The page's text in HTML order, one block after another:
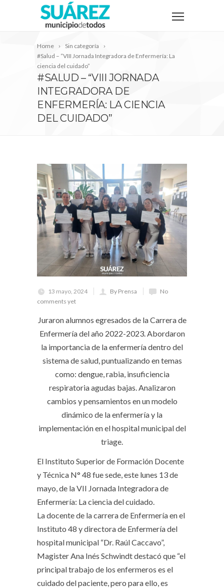
Home
Sin categoría
#Salud – “VIII Jornada Integradora de Enfermería: La
ciencia del cuidado”
#SALUD – “VIII JORNADA
INTEGRADORA DE
ENFERMERÍA: LA CIENCIA
DEL CUIDADO”
13 mayo, 2024 By Prensa
No
comments yet
Juraron alumnos egresados de la Carrera de
Enfermería del año 2022-2023. Abordaron
la importancia de la enfermería dentro del
sistema de salud, puntualizando en temas
como: dengue, rabia, insuficiencia
respiratoria agudas bajas. Analizaron
cambios y pensamientos en un modelo
dinámico de la enfermería y la
implementación en el hospital municipal del
triage.
El Instituto Superior de Formación Docente
y Técnica N° 48 fue sede, este lunes 13 de
mayo, de la VII Jornada Integradora de
Enfermería: La ciencia del cuidado.
La docente de la carrera de Enfermería en el
Instituto 48 y directora de Enfermería del
hospital municipal “Dr. Raúl Caccavo”,
Magister Ana Inés Schwindt destacó que “el
principal trabajo de los enfermeros es el
cuidado del paciente, pero para ello, es